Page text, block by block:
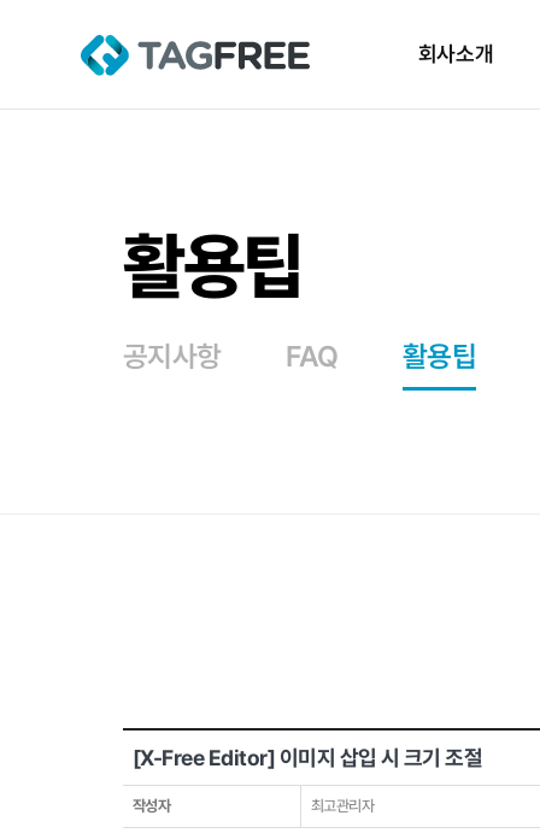
회사소개
활용팁
공지사항 FAQ 활용팁
[X-Free Editor] 이미지 삽입 시 크기 조절
작성자 최고관리자